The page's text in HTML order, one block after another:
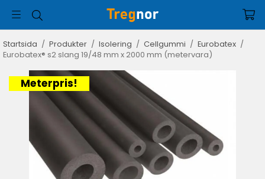
Startsida / Produkter / Isolering / Cellgummi / Eurobatex /
Eurobatex® s2 slang 19/48 mm x 2000 mm (metervara)
Meterpris!